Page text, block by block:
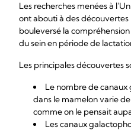
Les recherches menées à
ont abouti à des
bouleversé la
du sein en période de
Les principales découvertes
Le nombre de
dans le mamelon varie de
comme on le pensait
Les canaux